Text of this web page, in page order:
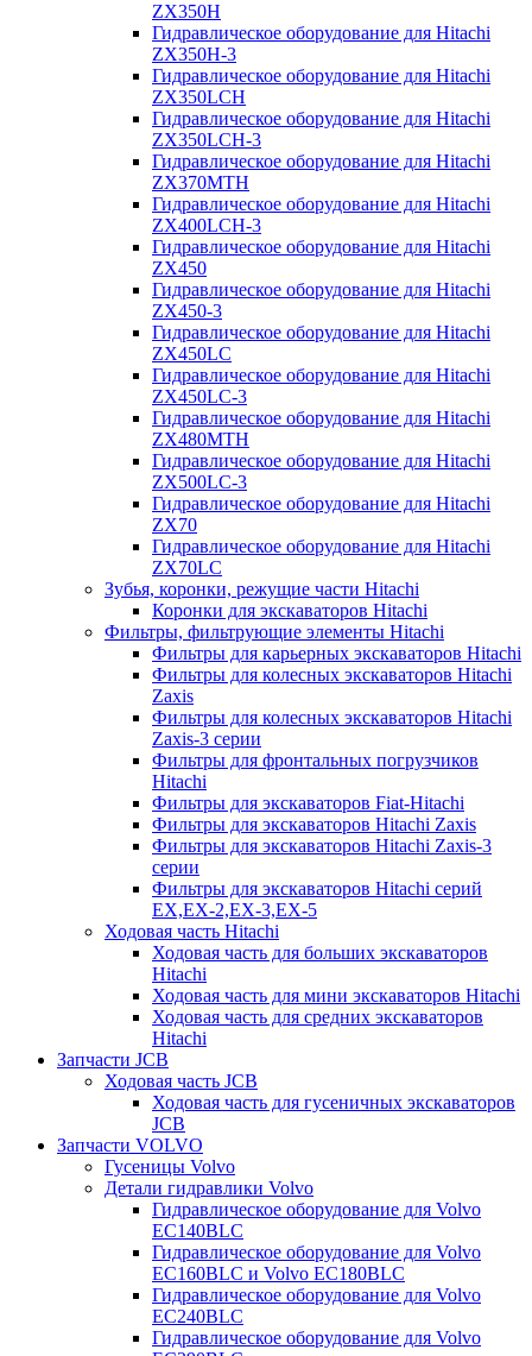
ZX350H
Гидравлическое оборудование для Hitachi
ZX350H-3
Гидравлическое оборудование для Hitachi
ZX350LCH
Гидравлическое оборудование для Hitachi
ZX350LCH-3
Гидравлическое оборудование для Hitachi
ZX370MTH
Гидравлическое оборудование для Hitachi
ZX400LCH-3
Гидравлическое оборудование для Hitachi
ZX450
Гидравлическое оборудование для Hitachi
ZX450-3
Гидравлическое оборудование для Hitachi
ZX450LC
Гидравлическое оборудование для Hitachi
ZX450LC-3
Гидравлическое оборудование для Hitachi
ZX480MTH
Гидравлическое оборудование для Hitachi
ZX500LC-3
Гидравлическое оборудование для Hitachi
ZX70
Гидравлическое оборудование для Hitachi
ZX70LC
Зубья, коронки, режущие части Hitachi
Коронки для экскаваторов Hitachi
Фильтры, фильтрующие элементы Hitachi
Фильтры для карьерных экскаваторов Hitachi
Фильтры для колесных экскаваторов Hitachi
Zaxis
Фильтры для колесных экскаваторов Hitachi
Zaxis-3 серии
Фильтры для фронтальных погрузчиков
Hitachi
Фильтры для экскаваторов Fiat-Hitachi
Фильтры для экскаваторов Hitachi Zaxis
Фильтры для экскаваторов Hitachi Zaxis-3
серии
Фильтры для экскаваторов Hitachi серий
EX,EX-2,EX-3,EX-5
Ходовая часть Hitachi
Ходовая часть для больших экскаваторов
Hitachi
Ходовая часть для мини экскаваторов Hitachi
Ходовая часть для средних экскаваторов
Hitachi
Запчасти JCB
Ходовая часть JCB
Ходовая часть для гусеничных экскаваторов
JCB
Запчасти VOLVO
Гусеницы Volvo
Детали гидравлики Volvo
Гидравлическое оборудование для Volvo
EC140BLC
Гидравлическое оборудование для Volvo
EC160BLC и Volvo EC180BLC
Гидравлическое оборудование для Volvo
EC240BLC
Гидравлическое оборудование для Volvo